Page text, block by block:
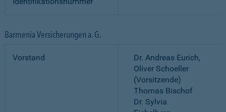
Barmenia Versicherungen a. G.
Vorstand
Dr. Andreas Eurich,
Oliver Schoeller
(Vorsitzende)
Thomas Bischof
Dr. Sylvia